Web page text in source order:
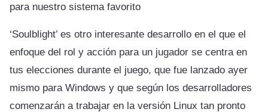
para nuestro sistema favorito
‘Soulblight’ es otro interesante desarrollo en el que el
enfoque del rol y acción para un jugador se centra en
tus elecciones durante el juego, que fue lanzado ayer
mismo para Windows y que según los desarrolladores
comenzarán a trabajar en la versión Linux tan pronto